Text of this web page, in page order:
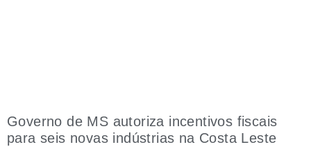
Governo de MS autoriza incentivos fiscais
para seis novas indústrias na Costa Leste